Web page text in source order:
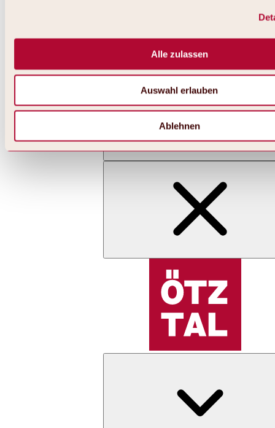
Alle zulassen
Auswahl erlauben
Ablehnen
Alles zu Skifahren & Snowboarden | Skigebiete
Skigebiet Hochoetz